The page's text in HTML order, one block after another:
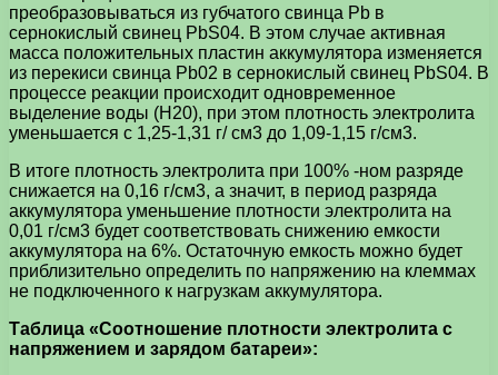
преобразовываться из губчатого свинца Рb в
сернокислый свинец PbS04. В этом случае активная
масса положительных пластин аккумулятора изменяется
из перекиси свинца Рb02 в сернокислый свинец PbS04. В
процессе реакции происходит одновременное
выделение воды (Н20), при этом плотность электролита
уменьшается с 1,25-1,31 г/ см3 до 1,09-1,15 г/см3.
В итоге плотность электролита при 100% -ном разряде
снижается на 0,16 г/см3, а значит, в период разряда
аккумулятора уменьшение плотности электролита на
0,01 г/см3 будет соответствовать снижению емкости
аккумулятора на 6%. Остаточную емкость можно будет
приблизительно определить по напряжению на клеммах
не подключенного к нагрузкам аккумулятора.
Таблица «Соотношение плотности электролита с
напряжением и зарядом батареи»: